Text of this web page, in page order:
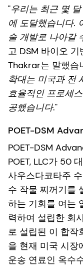
"우리는 최근 몇
에 도달했습니다.
술 개발로 나아갈
고 DSM 바이오
Thakrar는 말했습
확대는 미국과 전
효율적인 프로세
공했습니다."
POET-DSM
POET-DSM
POET, LLC가 50
사우스다코타주
수 작물 찌꺼기를
하는 기회를 여는
력하여 설립한 회
로 설립된 이 합작
을 현재 미국 시장
운송 연료인 옥수